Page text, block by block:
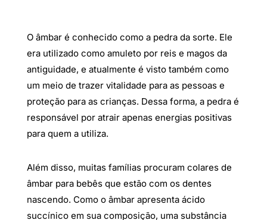
O âmbar é conhecido como a pedra da sorte. Ele
era utilizado como amuleto por reis e magos da
antiguidade, e atualmente é visto também como
um meio de trazer vitalidade para as pessoas e
proteção para as crianças. Dessa forma, a pedra é
responsável por atrair apenas energias positivas
para quem a utiliza.
Além disso, muitas famílias procuram colares de
âmbar para bebês que estão com os dentes
nascendo. Como o âmbar apresenta ácido
succínico em sua composição, uma substância